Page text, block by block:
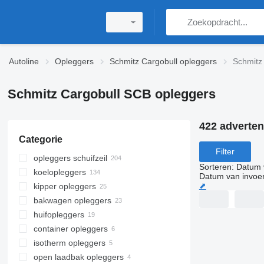
Autoline Opleggers Schmitz Cargobull opleggers
Schmitz Cargobull SCB opleggers
Categorie
opleggers schuifzeil
koelopleggers
kipper opleggers
bakwagen opleggers
huifopleggers
container opleggers
isotherm opleggers
open laadbak opleggers
422
Filter
Sorteren: Datum
Datum van
⬈